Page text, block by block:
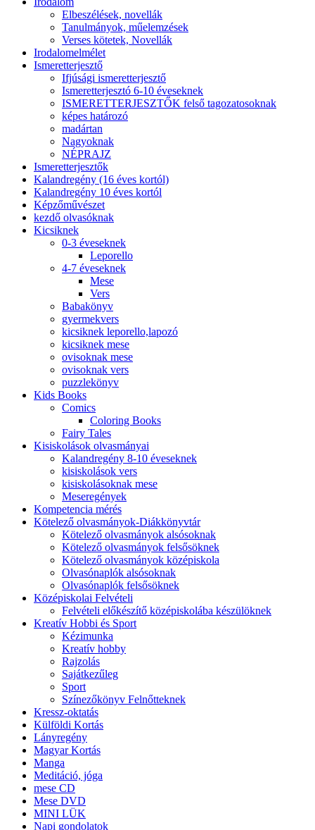
Elbeszélések, novellák
Tanulmányok, műelemzések
Verses kötetek, Novellák
Irodalomelmélet
Ismeretterjesztő
Ifjúsági ismeretterjesztő
Ismeretterjesztó 6-10 éveseknek
ISMERETTERJESZTŐK felső tagozatosoknak
képes határozó
madártan
Nagyoknak
NÉPRAJZ
Ismeretterjesztők
Kalandregény (16 éves kortól)
Kalandregény 10 éves kortól
Képzőművészet
kezdő olvasóknak
Kicsiknek
0-3 éveseknek
Leporello
4-7 éveseknek
Mese
Vers
Babakönyv
gyermekvers
kicsiknek leporello,lapozó
kicsiknek mese
ovisoknak mese
ovisoknak vers
puzzlekönyv
Kids Books
Comics
Coloring Books
Fairy Tales
Kisiskolások olvasmányai
Kalandregény 8-10 éveseknek
kisiskolások vers
kisiskolásoknak mese
Meseregények
Kompetencia mérés
Kötelező olvasmányok-Diákkönyvtár
Kötelező olvasmányok alsósoknak
Kötelező olvasmányok felsősöknek
Kötelező olvasmányok középiskola
Olvasónaplók alsósoknak
Olvasónaplók felsősöknek
Középiskolai Felvételi
Felvételi előkészítő középiskolába készülöknek
Kreatív Hobbi és Sport
Kézimunka
Kreatív hobby
Rajzolás
Sajátkezűleg
Sport
Színezőkönyv Felnőtteknek
Kressz-oktatás
Külföldi Kortás
Lányregény
Magyar Kortás
Manga
Meditáció, jóga
mese CD
Mese DVD
MINI LÜK
Napi gondolatok